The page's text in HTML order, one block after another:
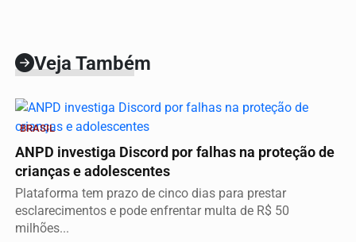
Veja Também
BRASIL
ANPD investiga Discord por falhas na proteção de
crianças e adolescentes
Plataforma tem prazo de cinco dias para prestar
esclarecimentos e pode enfrentar multa de R$ 50
milhões...